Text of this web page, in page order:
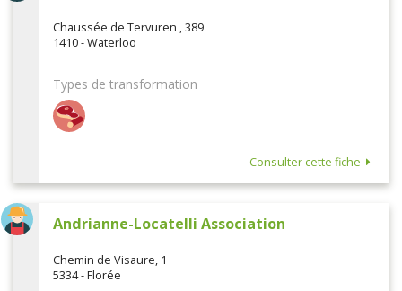
Chaussée de Tervuren , 389
1410 - Waterloo
Types de transformation
Consulter cette fiche
Andrianne-Locatelli Association
Chemin de Visaure, 1
5334 - Florée